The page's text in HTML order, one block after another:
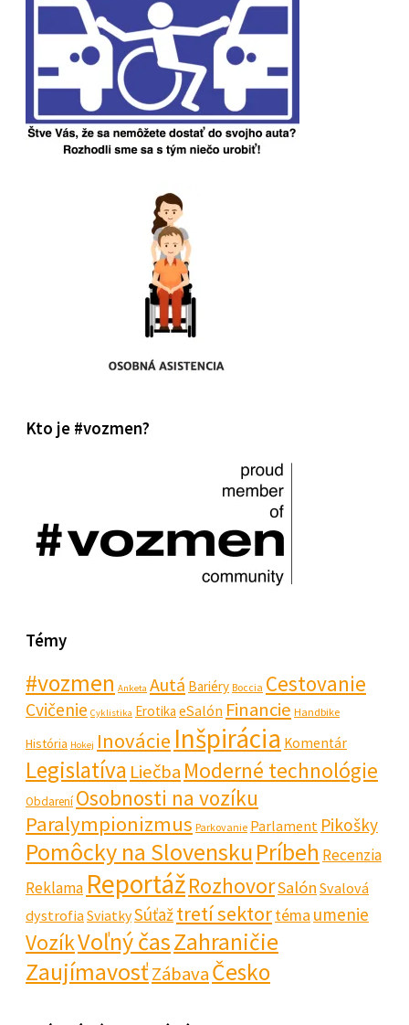
Kto je #vozmen?
Témy
#vozmen Anketa Autá Bariéry Boccia Cestovanie
Cvičenie Cyklistika Erotika eSalón Financie Handbike
História Hokej Inovácie Inšpirácia Komentár
Legislatíva Liečba Moderné technológie
Obdarení Osobnosti na vozíku
Paralympionizmus Parkovanie Parlament Pikošky
Pomôcky na SlovenskuPríbeh Recenzia
Reklama ReportážRozhovorSalón Svalová
dystrofiaSviatkySúťažtretí sektortéma umenie
VozíkVoľný časZahraničie
ZaujímavosťZábavaČesko